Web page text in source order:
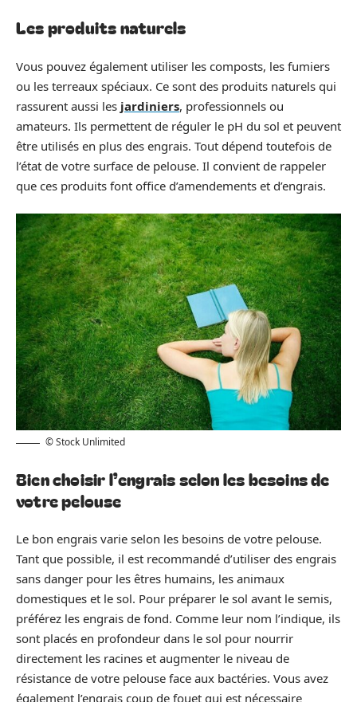
Les produits naturels
Vous pouvez également utiliser les composts, les fumiers
ou les terreaux spéciaux. Ce sont des produits naturels qui
rassurent aussi les jardiniers, professionnels ou
amateurs. Ils permettent de réguler le pH du sol et peuvent
être utilisés en plus des engrais. Tout dépend toutefois de
l’état de votre surface de pelouse. Il convient de rappeler
que ces produits font office d’amendements et d’engrais.
© Stock Unlimited
Bien choisir l’engrais selon les besoins de
votre pelouse
Le bon engrais varie selon les besoins de votre pelouse.
Tant que possible, il est recommandé d’utiliser des engrais
sans danger pour les êtres humains, les animaux
domestiques et le sol. Pour préparer le sol avant le semis,
préférez les engrais de fond. Comme leur nom l’indique, ils
sont placés en profondeur dans le sol pour nourrir
directement les racines et augmenter le niveau de
résistance de votre pelouse face aux bactéries. Vous avez
également l’engrais coup de fouet qui est nécessaire